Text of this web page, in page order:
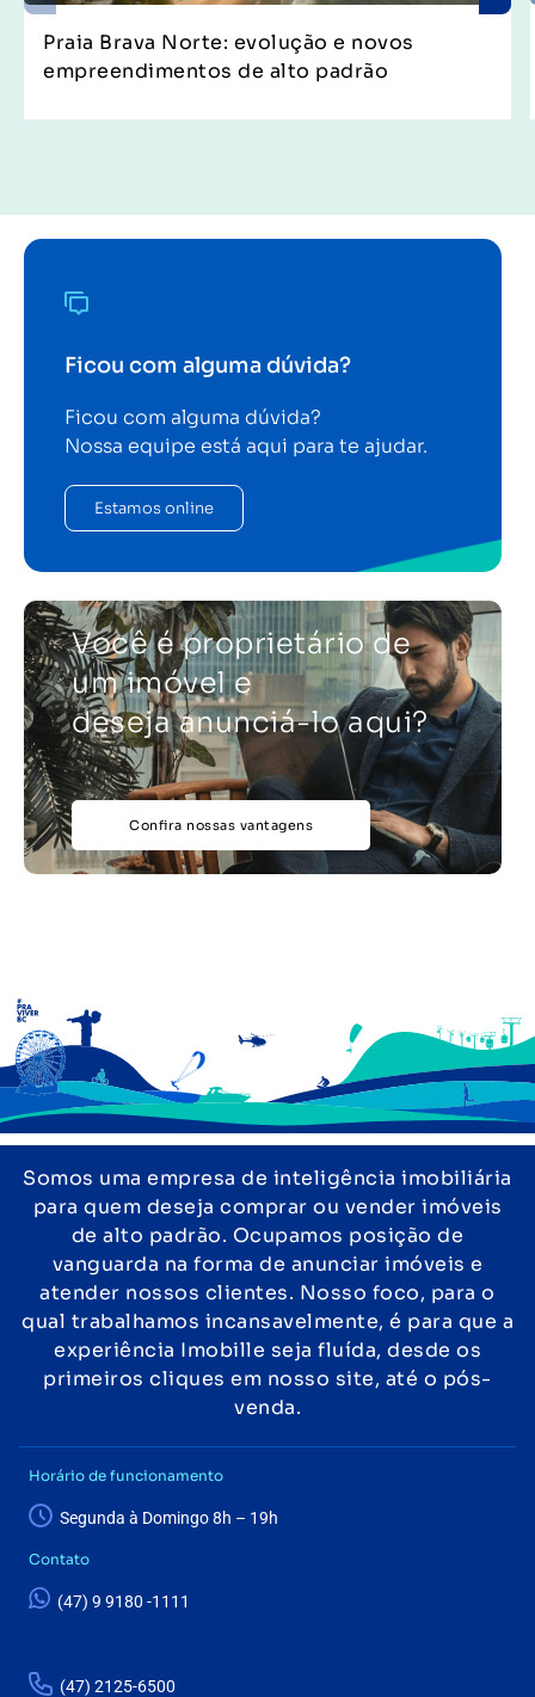
Praia Brava Norte: evolução e novos
empreendimentos de alto padrão
Ficou com alguma dúvida?
Ficou com alguma dúvida?
Nossa equipe está aqui para te ajudar.
Estamos online
Você é proprietário de
um imóvel e
deseja anunciá-lo aqui?
Confira nossas vantagens
Somos uma empresa de inteligência imobiliária
para quem deseja comprar ou vender imóveis
de alto padrão. Ocupamos posição de
vanguarda na forma de anunciar imóveis e
atender nossos clientes. Nosso foco, para o
qual trabalhamos incansavelmente, é para que a
experiência Imobille seja fluída, desde os
primeiros cliques em nosso site, até o pós-
venda.
Horário de funcionamento
Segunda à Domingo 8h – 19h
Contato
(47) 9 9180 -1111
(47) 2125-6500